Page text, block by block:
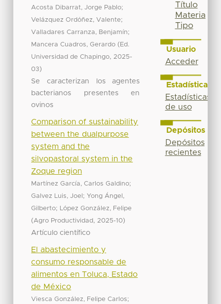
Acosta Dibarrat, Jorge Pablo;
Velázquez Ordóñez, Valente;
Valladares Carranza, Benjamín;
Mancera Cuadros, Gerardo ( Ed.
Universidad de Chapingo, 2025-
03)
Se caracterizan los agentes
bacterianos presentes en
ovinos
Comparison of sustainability
between the dualpurpose
system and the
silvopastoral system in the
Zoque region
Martínez García, Carlos Galdino;
Galvez Luis, Joel ;Yong Ángel,
Gilberto; López González, Felipe
(Agro Productividad, 2025-10)
Artículo científico
El abastecimiento y
consumo responsable de
alimentos en Toluca, Estado
de México
Viesca González, Felipe Carlos;
Título
Materia
Tipo
Usuario
Acceder
Estadísticas
Estadísticas
de uso
Depósitos
Depósitos
recientes